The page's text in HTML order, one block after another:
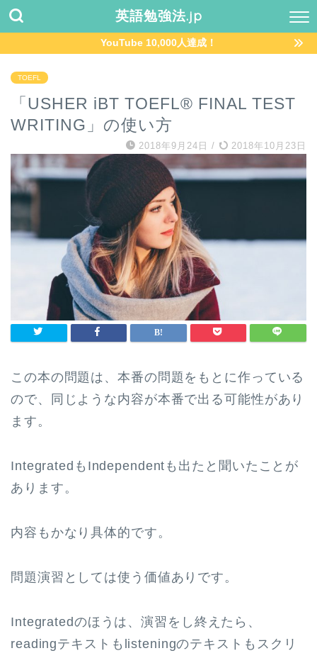
英語勉強法.jp
YouTube 10,000人達成！
TOEFL
「USHER iBT TOEFL® FINAL TEST
WRITING」の使い方
2018年9月24日 / 2018年10月23日
この本の問題は、本番の問題をもとに作っている
ので、同じような内容が本番で出る可能性があり
ます。
IntegratedもIndependentも出たと聞いたことが
あります。
内容もかなり具体的です。
問題演習としては使う価値ありです。
Integratedのほうは、演習をし終えたら、
readingテキストもlisteningのテキストもスクリ